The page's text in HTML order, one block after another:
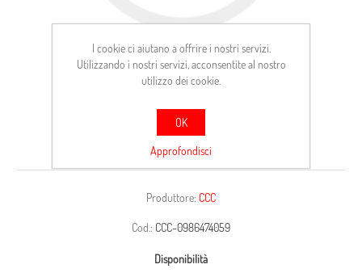
CARCASSA
Produttore: CCC
Cod.: CCC-0986474059
Disponibilità
I cookie ci aiutano a offrire i nostri servizi.
Utilizzando i nostri servizi, acconsentite al nostro
utilizzo dei cookie.
OK
Approfondisci